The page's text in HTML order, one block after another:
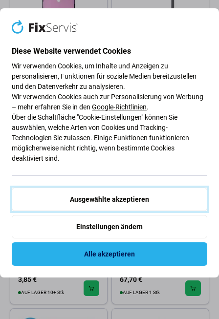
Apple
Mittelrahmen Klebestreifen
Sticker (Adhesive)
2,40 €
Apple
Apple iPhone 16 Pro -
Ladestecker Ladebuchse +
Flex Kabel (Desert Titanium)
ERWARTEN 2 Stk,
(02.09.2026)
2UUL
Dichtungs-Klebestreifen für
iPhone 16 Pro, 2UUL BA16P
3,85 €
AUF LAGER 10+ Stk
Apple
Rückfahrkamera
67,70 €
AUF LAGER 1 Stk
Diese Website verwendet Cookies
Wir verwenden Cookies, um Inhalte und Anzeigen zu
personalisieren, Funktionen für soziale Medien bereitzustellen
und den Datenverkehr zu analysieren.
Wir verwenden Cookies auch zur Personalisierung von Werbung
– mehr erfahren Sie in den Google-Richtlinien.
Über die Schaltfläche "Cookie-Einstellungen" können Sie
auswählen, welche Arten von Cookies und Tracking-
Technologien Sie zulassen. Einige Funktionen funktionieren
möglicherweise nicht richtig, wenn bestimmte Cookies
deaktiviert sind.
Ausgewählte akzeptieren
Einstellungen ändern
Alle akzeptieren